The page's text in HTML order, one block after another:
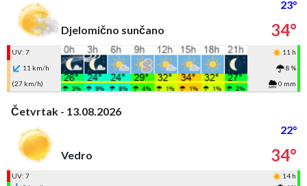
23°
Djelomično sunčano
34°
UV: 7
11 h
11 km/h
8 %
(27 km/h)
0 mm
Četvrtak - 13.08.2026
22°
Vedro
34°
UV: 7
14 h